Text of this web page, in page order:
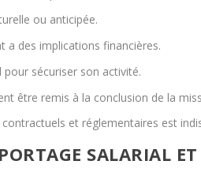
ou anticipée.
a des implications financières.
sécuriser son activité.
être remis à la conclusion de la
et réglementaires est
SALARIAL